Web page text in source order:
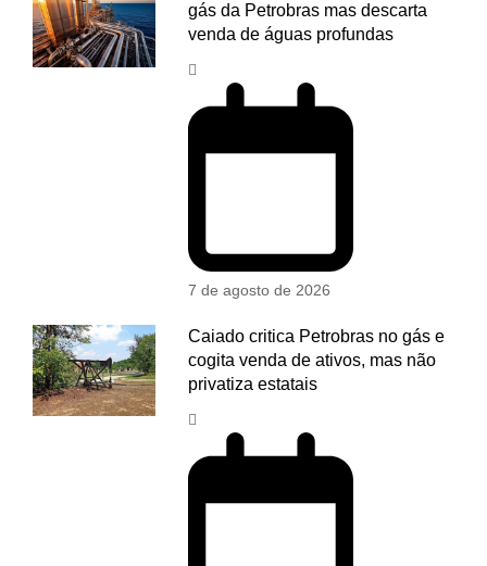
gás da Petrobras mas descarta
venda de águas profundas
7 de agosto de 2026
Caiado critica Petrobras no gás e
cogita venda de ativos, mas não
privatiza estatais